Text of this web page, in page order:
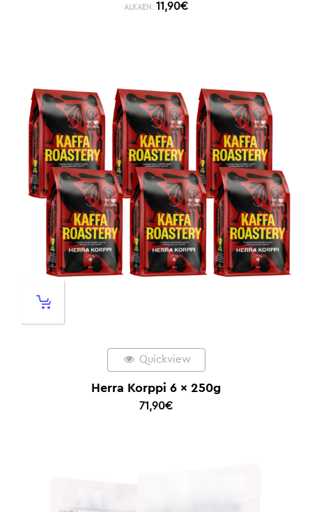
ALKAEN: 11,90€
Quickview
Herra Korppi 6 x 250g
71,90€